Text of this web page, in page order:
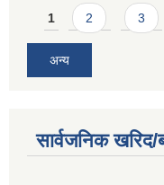
Pages
1 2 3
अन्य
सार्वजनिक